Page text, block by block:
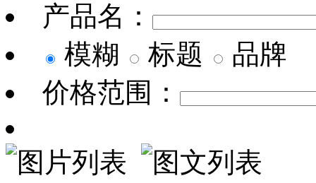
产品名：
模糊
标题
品牌
价格范围：